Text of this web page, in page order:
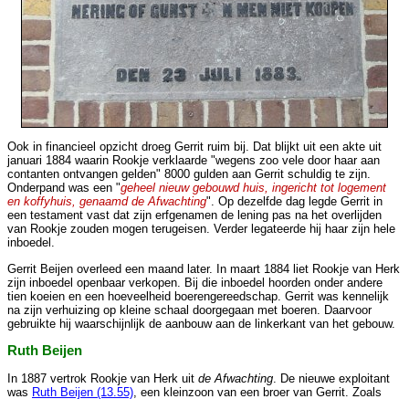
Ook in financieel opzicht droeg Gerrit ruim bij. Dat blijkt uit een akte uit
januari 1884 waarin Rookje verklaarde "wegens zoo vele door haar aan
contanten ontvangen gelden" 8000 gulden aan Gerrit schuldig te zijn.
Onderpand was een "geheel nieuw gebouwd huis, ingericht tot logement
en koffyhuis, genaamd de Afwachting". Op dezelfde dag legde Gerrit in
een testament vast dat zijn erfgenamen de lening pas na het overlijden
van Rookje zouden mogen terugeisen. Verder legateerde hij haar zijn hele
inboedel.
Gerrit Beijen overleed een maand later. In maart 1884 liet Rookje van Herk
zijn inboedel openbaar verkopen. Bij die inboedel hoorden onder andere
tien koeien en een hoeveelheid boerengereedschap. Gerrit was kennelijk
na zijn verhuizing op kleine schaal doorgegaan met boeren. Daarvoor
gebruikte hij waarschijnlijk de aanbouw aan de linkerkant van het gebouw.
Ruth Beijen
In 1887 vertrok Rookje van Herk uit de Afwachting . De nieuwe exploitant
was Ruth Beijen (13.55) , een kleinzoon van een broer van Gerrit. Zoals